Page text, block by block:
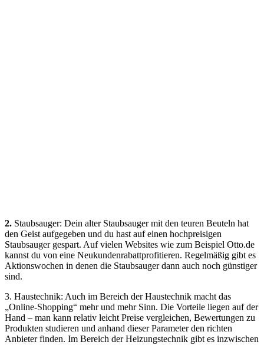
2. Staubsauger: Dein alter Staubsauger mit den teuren Beuteln hat
den Geist aufgegeben und du hast auf einen hochpreisigen
Staubsauger gespart. Auf vielen Websites wie zum Beispiel Otto.de
kannst du von eine Neukundenrabattprofitieren. Regelmäßig gibt es
Aktionswochen in denen die Staubsauger dann auch noch günstiger
sind.
3. Haustechnik: Auch im Bereich der Haustechnik macht das
„Online-Shopping“ mehr und mehr Sinn. Die Vorteile liegen auf der
Hand – man kann relativ leicht Preise vergleichen, Bewertungen zu
Produkten studieren und anhand dieser Parameter den richten
Anbieter finden. Im Bereich der Heizungstechnik gibt es inzwischen